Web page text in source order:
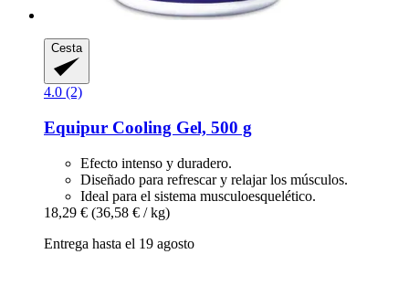
Cesta
4.0 (2)
Equipur Cooling Gel, 500 g
Efecto intenso y duradero.
Diseñado para refrescar y relajar los músculos.
Ideal para el sistema musculoesquelético.
18,29 € (36,58 € / kg)
Entrega hasta el 19 agosto